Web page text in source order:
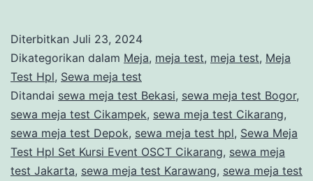
Hpl
Kursi
Event
OSCT
Cikarang
Diterbitkan Juli 23, 2024
Dikategorikan dalam Meja, meja test, meja test, Meja
Test Hpl, Sewa meja test
Ditandai sewa meja test Bekasi, sewa meja test Bogor,
sewa meja test Cikampek, sewa meja test Cikarang,
sewa meja test Depok, sewa meja test hpl, Sewa Meja
Test Hpl Set Kursi Event OSCT Cikarang, sewa meja
test Jakarta, sewa meja test Karawang, sewa meja test